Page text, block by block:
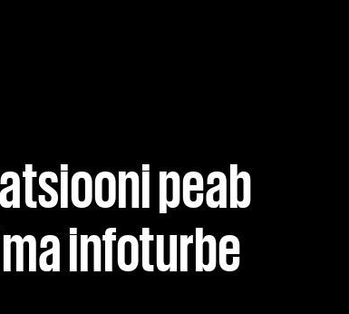
teenus (phishing)peab
infoturbe